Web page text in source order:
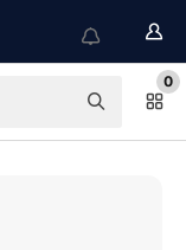
0